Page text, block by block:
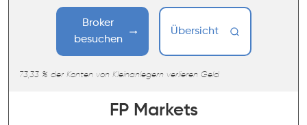
Broker
besuchen
Übersicht
73,33 % der Konten von Kleinanlegern verlieren Geld
FP Markets